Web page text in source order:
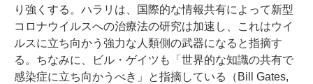
り強くする。ハラリは、国際的な情報共有によって新型
コロナウイルスへの治療法の研究は加速し、これはウイ
ルスに立ち向かう強力な人類側の武器になると指摘す
る。ちなみに、ビル・ゲイツも「世界的な知識の共有で
感染症に立ち向かうべき」と指摘している（Bill Gates,